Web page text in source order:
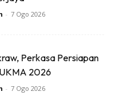
Ramai Orang Tak
- 7 Ogo 2026
Perkasa Persiapan
2026
- 7 Ogo 2026